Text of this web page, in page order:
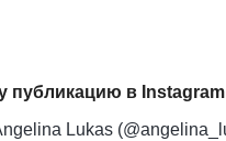
публикацию в Instagram